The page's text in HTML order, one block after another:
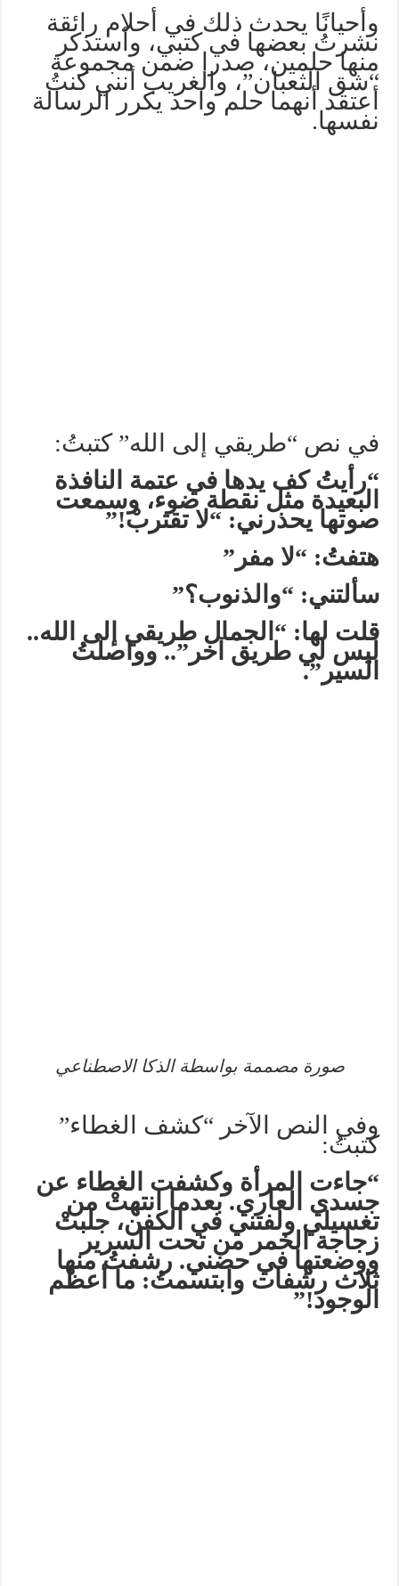
وأحيانًا يحدث ذلك في أحلام رائقة
نشرتُ بعضها في كتبي، وأستذكر
منها حلمين، صدرا ضمن مجموعة
“شق الثعبان”، والغريب أنني كنتُ
أعتقد أنهما حلم واحد يكرر الرسالة
نفسها.
في نص “طريقي إلى الله” كتبتُ:
“رأيتُ كف يدها في عتمة النافذة
البعيدة مثل نقطة ضوء، وسمعت
صوتها يحذرني: “لا تقتربْ!”
هتفتُ: “لا مفر”
سألتني: “والذنوب؟”
قلت لها: “الجمال طريقي إلى الله..
ليس لي طريق آخر”.. وواصلتُ
السير”.
صورة مصممة بواسطة الذكا الاصطناعي
وفي النص الآخر “كشف الغطاء”
كتبتُ:
“جاءت المرأة وكشفت الغطاء عن
جسدي العاري. بعدما انتهتْ من
تغسيلي ولفتني في الكفن، جلبتْ
زجاجة الخمر من تحت السرير
ووضعتها في حضني. رشفتُ منها
ثلاث رشفات وابتسمتُ: ما أعظم
الوجود!”